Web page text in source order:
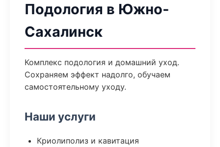
Подология в Южно-
Сахалинск
Комплекс подология и домашний уход.
Сохраняем эффект надолго, обучаем
самостоятельному уходу.
Наши услуги
Криолиполиз и кавитация